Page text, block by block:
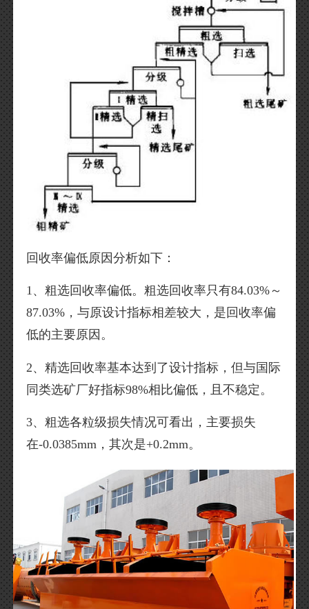
回收率偏低原因分析如下：
1、粗选回收率偏低。粗选回收率只有84.03%～
87.03%，与原设计指标相差较大，是回收率偏
低的主要原因。
2、精选回收率基本达到了设计指标，但与国际
同类选矿厂好指标98%相比偏低，且不稳定。
3、粗选各粒级损失情况可看出，主要损失
在-0.0385mm，其次是+0.2mm。